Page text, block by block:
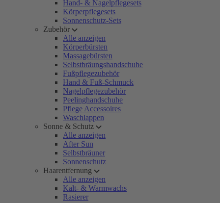
Hand- & Nagelpflegesets
Körperpflegesets
Sonnenschutz-Sets
Zubehör
Alle anzeigen
Körperbürsten
Massagebürsten
Selbstbräungshandschuhe
Fußpflegezubehör
Hand & Fuß-Schmuck
Nagelpflegezubehör
Peelinghandschuhe
Pflege Accessoires
Waschlappen
Sonne & Schutz
Alle anzeigen
After Sun
Selbstbräuner
Sonnenschutz
Haarentfernung
Alle anzeigen
Kalt- & Warmwachs
Rasierer